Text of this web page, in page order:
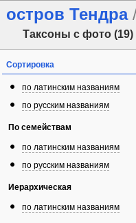
остров Тендра/
Таксоны с фото (19)
Сортировка
по латинским названиям
по русским названиям
По семействам
по латинским названиям
по русским названиям
Иерархическая
по латинским названиям